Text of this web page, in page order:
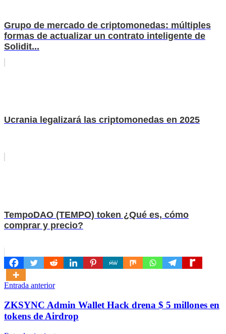
Grupo de mercado de criptomonedas: múltiples
formas de actualizar un contrato inteligente de
Solidit...
Ucrania legalizará las criptomonedas en 2025
TempoDAO (TEMPO) token ¿Qué es, cómo
comprar y precio?
Navegación
de
entradas
Entrada anterior
ZKSYNC Admin Wallet Hack drena $ 5 millones en
tokens de Airdrop